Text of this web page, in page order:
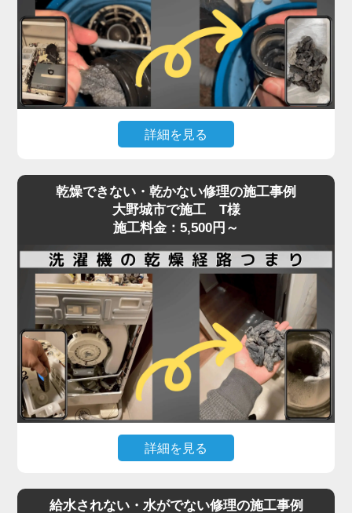
詳細を見る
くなった場合、内部に詰まった汚れや異物が原因で
あることが少なくありません。
排水口や排水フィルターの清掃で改善しない場合、
洗濯機内部のホースやポンプ部分に詰まりが起きて
いる可能性が高く、分解作業が必要となる専門的な
修理が求められます。実際の現場では、ホコリ・洗
剤カス・髪の毛などが固まり、水の流れを完全に塞
いでいることも。
排水エラーや脱水中の停止などの症状が出た場合、
無理に使用を続けるとモーターや基板の故障につな
がり、修理費用が高額になるリスクもあります。
「家電の達人」では、こうした内部詰まりの除去や
排水系統の点検・修理を最短即日で対応可能。
実に原因を特定し、適切な処置を行います。
乾燥できない・乾かない修理の施工事例
大野城市で施工 T様
施工料金：5,500円～
詳細を見る
といった症状が出た場合、原因の多くは乾燥経路の
給水されない・水がでない修理の施工事例